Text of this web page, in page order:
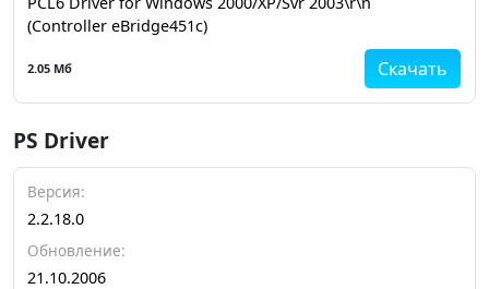
(Controller eBridge451c)
Скачать
2.05 Мб
PS Driver
Версия:
2.2.18.0
Обновление:
21.10.2006